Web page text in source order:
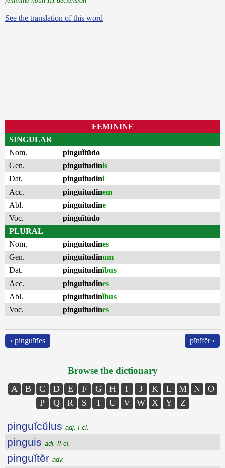
See the translation of this word
FEMININE
SINGULAR
Nom.
pinguĭtūdo
Gen.
pinguitudinis
Dat.
pinguitudini
Acc.
pinguitudinem
Abl.
pinguitudine
Voc.
pinguĭtūdo
PLURAL
Nom.
pinguitudines
Gen.
pinguitudinum
Dat.
pinguitudinĭbus
Acc.
pinguitudines
Abl.
pinguitudinĭbus
Voc.
pinguitudines
‹ pinguĭtĭes pīnĭfĕr ›
Browse the dictionary
A B C D E F G H I J K L M N
O
P
Q R S T U V W X Y Z
pinguĭcŭlus adj. I cl.
pinguis adj. II cl.
pinguĭtĕr adv.